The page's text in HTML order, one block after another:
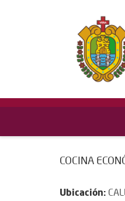
COCINA
Ubicación: